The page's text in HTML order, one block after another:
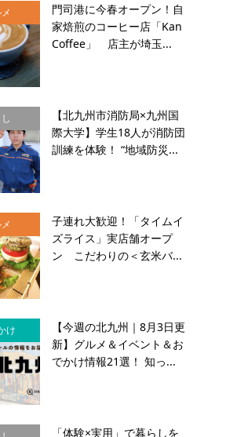
門司港に今春オープン！自
家焙煎のコーヒー店「Kan
Coffee」 店主が埼玉...
【北九州市消防局×九州国
際大学】学生18人が消防団
訓練を体験！ “地域防災...
子連れ大歓迎！「タイムイ
ズライス」実店舗オープ
ン こだわりの＜玄米バ...
け
【今週の北九州｜8月3日更
新】グルメ＆イベント＆お
でかけ情報21選！ 知っ...
「体験×実用」で暮らしを